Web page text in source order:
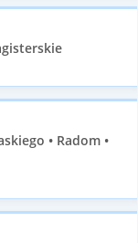
• Radom •